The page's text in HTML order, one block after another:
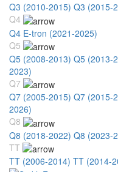
Q3 (2010-2015) Q3 (2015-
Q4
Q4 E-tron (2021-2025)
Q5
Q5 (2008-2013) Q5 (2013-
2023)
Q7
Q7 (2005-2015) Q7 (2015-
2026)
Q8
Q8 (2018-2022) Q8 (2023-
TT
TT (2006-2014) TT (2014-